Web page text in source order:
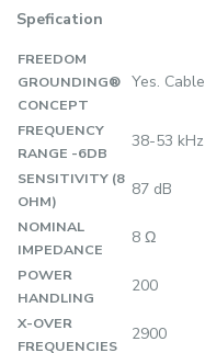
Spefication
FREEDOM
GROUNDING®
CONCEPT
Yes. Cable
FREQUENCY
RANGE -6DB
38-53 kHz
SENSITIVITY (8
OHM)
87 dB
NOMINAL
IMPEDANCE
8 Ω
POWER
HANDLING
200
X-OVER
FREQUENCIES
2900